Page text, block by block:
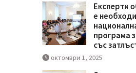
Експерти
е
програма
със
октомври 1, 2025